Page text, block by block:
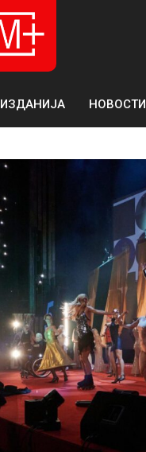
ИЗДАНИЈА НОВОСТИ